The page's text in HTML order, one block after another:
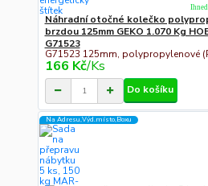
Náhradní otočné kolečko
brzdou 125mm GEKO 1.070 Kg
G71523
G71523 125mm, polypropylenové
166 Kč/Ks
Do košíku
Na Adresu,Výd.místo,Boxu